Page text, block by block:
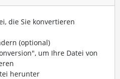
die Sie konvertieren
(optional)
um Ihre Datei von
herunter